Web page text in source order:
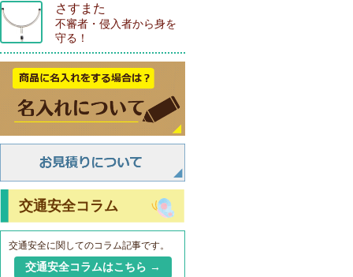
さすまた
不審者・侵入者から身を
守る！
交通安全コラム
交通安全に関してのコラム記事です。
交通安全コラムはこちら →